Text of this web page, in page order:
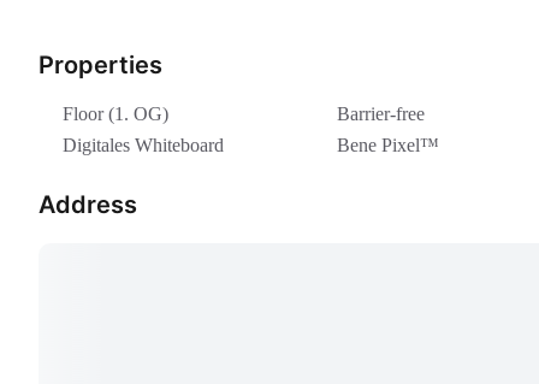
Properties
Floor (1. OG)
Barrier-free
Digitales Whiteboard
Bene Pixel™
Address